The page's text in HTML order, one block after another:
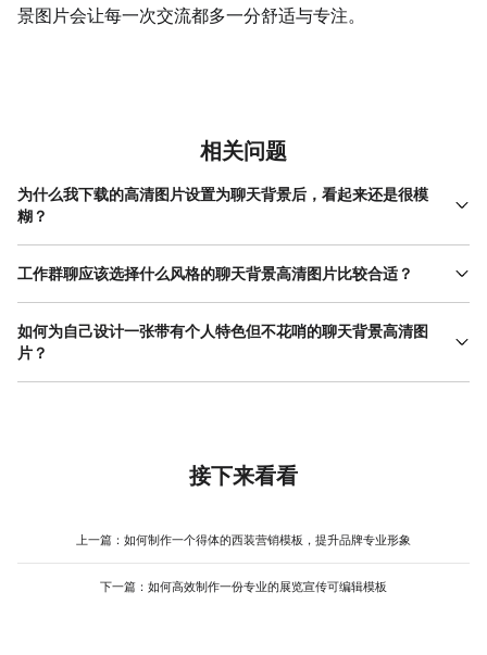
景图片会让每一次交流都多一分舒适与专注。
相关问题
为什么我下载的高清图片设置为聊天背景后，看起来还是很模
糊？
这通常由几个原因造成。首先，确保你下载的原始图片分辨率足够
高。许多网络图片看似清晰，但在小屏上观看与设置为需要充满整
会导致质量损失。解决方法是，在制作或选择聊天背景高清图片
时，优先使用尺寸远大于手机屏幕分辨率（例如，针对1080P屏
工作群聊应该选择什么风格的聊天背景高清图片比较合适？
工作群聊的聊天背景高清图片应以提升沟通效率和维持专业感为核
心目标。建议选择极简、冷静的风格。低饱和度的纯色背景（如浅
灰、淡蓝、米白）是最安全且高效的选择，它能最大程度减少视觉
话内容。利用一些在线设计工具，可以直接搜索“工作”、“极简”、
如何为自己设计一张带有个人特色但不花哨的聊天背景高清图
片？
打造个人特色的聊天背景高清图片，关键在于“克制地表达”。不建议
的、透明度很高的色调，使其似有似无。另一种方式是，选择一张
对你很有意义但画面本身非常简洁、宁静的高清照片（比如一片干
降低其存在感，使其成为底色。核心原则是“弱化主体，强化氛围”。
板，然后轻松添加个性化的文字或图标元素，并自由调整其大小、
接下来看看
上一篇： 如何制作一个得体的西装营销模板，提升品牌专业形象
下一篇： 如何高效制作一份专业的展览宣传可编辑模板